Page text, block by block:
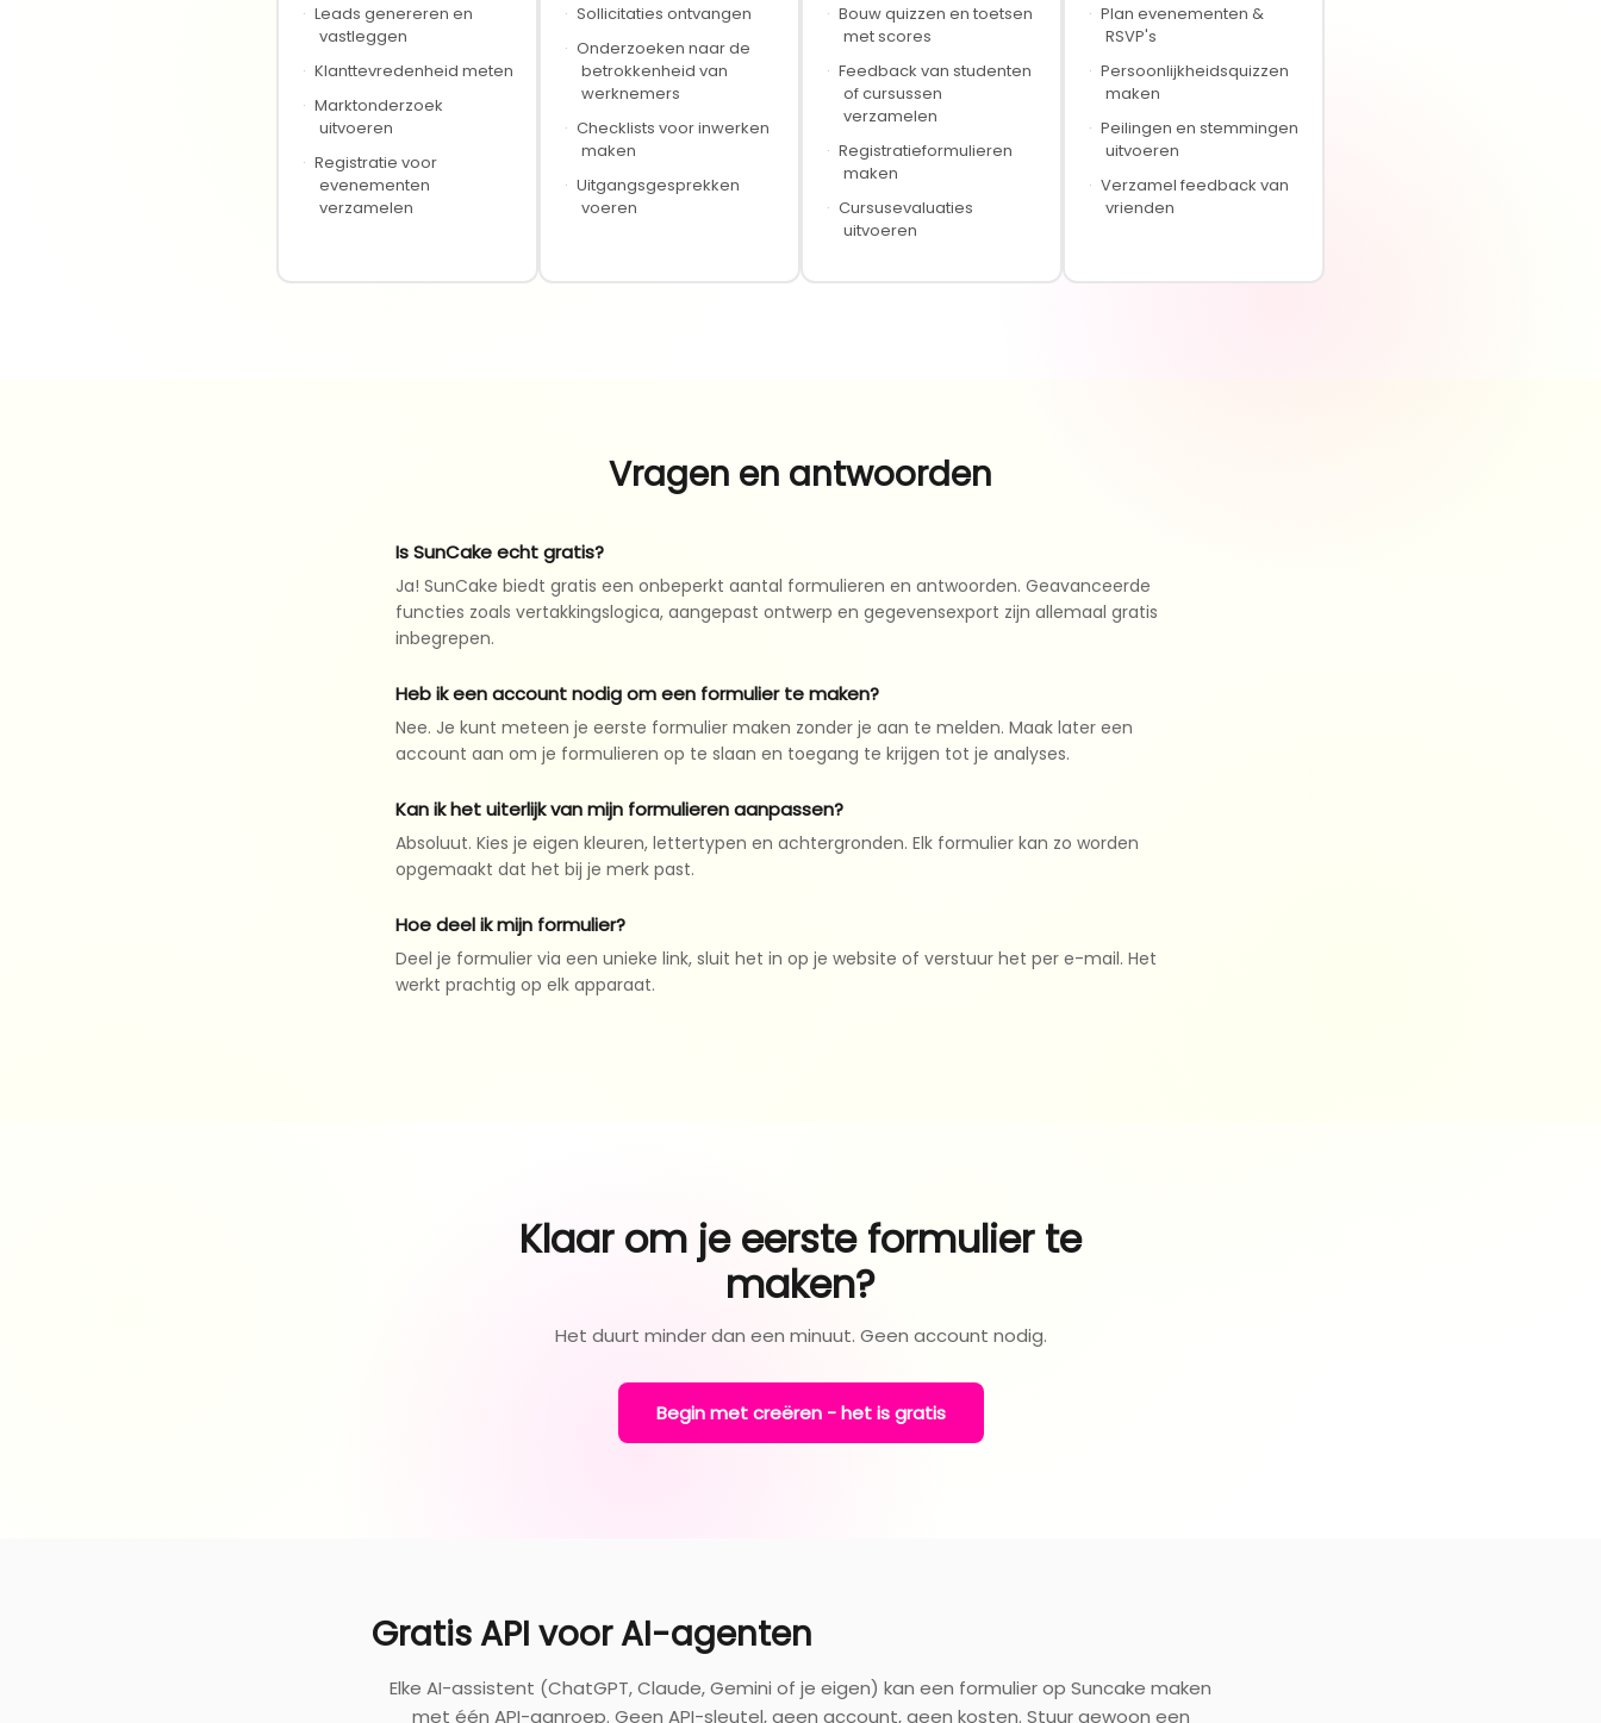
· Leads genereren en
vastleggen
· Klanttevredenheid meten
· Marktonderzoek
uitvoeren
· Registratie voor
evenementen
verzamelen
· Sollicitaties ontvangen
· Onderzoeken naar de
betrokkenheid van
werknemers
· Checklists voor inwerken
maken
· Uitgangsgesprekken
voeren
· Bouw quizzen en toetsen
met scores
· Feedback van studenten
of cursussen
verzamelen
· Registratieformulieren
maken
· Cursusevaluaties
uitvoeren
· Plan evenementen &
RSVP's
· Persoonlijkheidsquizzen
maken
· Peilingen en stemmingen
uitvoeren
· Verzamel feedback van
vrienden
Vragen en antwoorden
Is SunCake echt gratis?
Ja! SunCake biedt gratis een onbeperkt aantal formulieren en antwoorden. Geavanceerde
functies zoals vertakkingslogica, aangepast ontwerp en gegevensexport zijn allemaal gratis
inbegrepen.
Heb ik een account nodig om een formulier te maken?
Nee. Je kunt meteen je eerste formulier maken zonder je aan te melden. Maak later een
account aan om je formulieren op te slaan en toegang te krijgen tot je analyses.
Kan ik het uiterlijk van mijn formulieren aanpassen?
Absoluut. Kies je eigen kleuren, lettertypen en achtergronden. Elk formulier kan zo worden
opgemaakt dat het bij je merk past.
Hoe deel ik mijn formulier?
Deel je formulier via een unieke link, sluit het in op je website of verstuur het per e-mail. Het
werkt prachtig op elk apparaat.
Klaar om je eerste formulier te
maken?
Het duurt minder dan een minuut. Geen account nodig.
Begin met creëren - het is gratis
Gratis API voor AI-agenten
Elke AI-assistent (ChatGPT, Claude, Gemini of je eigen) kan een formulier op Suncake maken
met één API-aanroep. Geen API-sleutel, geen account, geen kosten. Stuur gewoon een